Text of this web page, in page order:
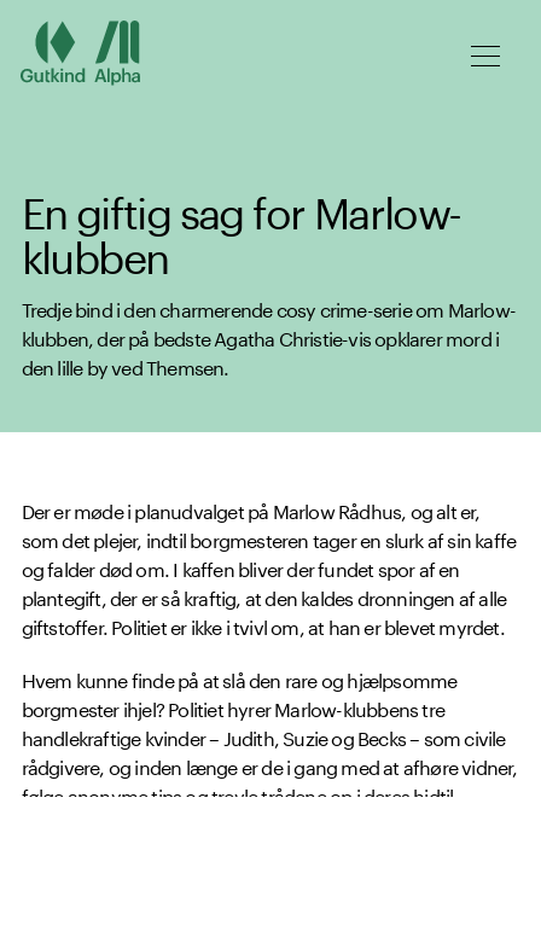
Spring til hovedindhold
En giftig sag for Marlow-
klubben
Tredje bind i den charmerende cosy crime-serie om Marlow-
klubben, der på bedste Agatha Christie-vis opklarer mord i
den lille by ved Themsen.
Der er møde i planudvalget på Marlow Rådhus, og alt er,
som det plejer, indtil borgmesteren tager en slurk af sin kaffe
og falder død om. I kaffen bliver der fundet spor af en
plantegift, der er så kraftig, at den kaldes dronningen af alle
giftstoffer. Politiet er ikke i tvivl om, at han er blevet myrdet.
Hvem kunne finde på at slå den rare og hjælpsomme
borgmester ihjel? Politiet hyrer Marlow-klubbens tre
handlekraftige kvinder – Judith, Suzie og Becks – som civile
rådgivere, og inden længe er de i gang med at afhøre vidner,
følge anonyme tips og trevle trådene op i deres hidtil